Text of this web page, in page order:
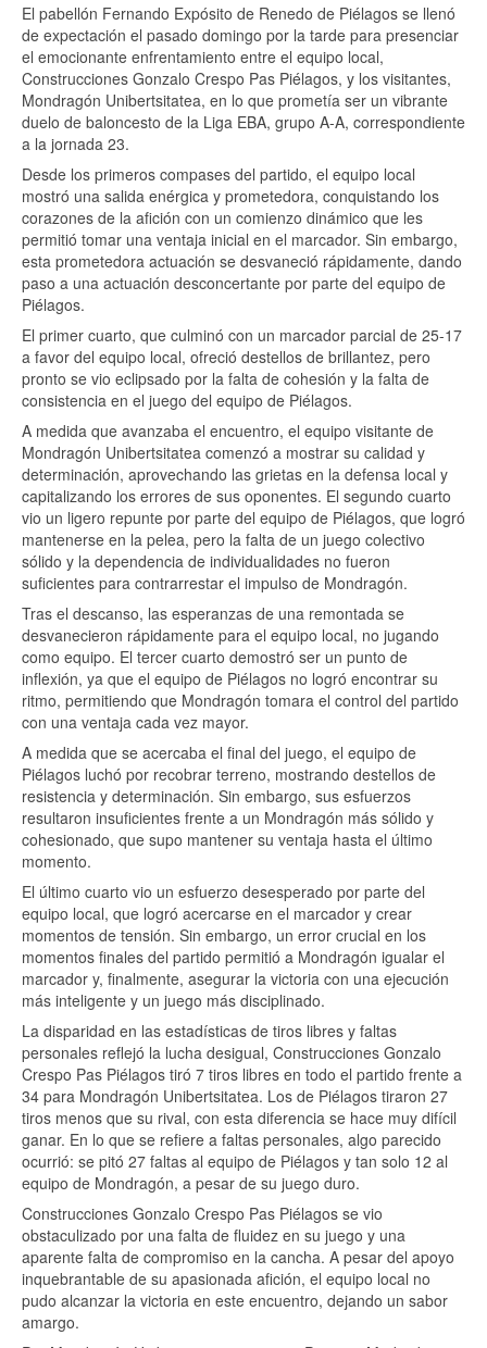
El pabellón Fernando Expósito de Renedo de Piélagos se llenó
de expectación el pasado domingo por la tarde para presenciar
el emocionante enfrentamiento entre el equipo local,
Construcciones Gonzalo Crespo Pas Piélagos, y los visitantes,
Mondragón Unibertsitatea, en lo que prometía ser un vibrante
duelo de baloncesto de la Liga EBA, grupo A-A, correspondiente
a la jornada 23.
Desde los primeros compases del partido, el equipo local
mostró una salida enérgica y prometedora, conquistando los
corazones de la afición con un comienzo dinámico que les
permitió tomar una ventaja inicial en el marcador. Sin embargo,
esta prometedora actuación se desvaneció rápidamente, dando
paso a una actuación desconcertante por parte del equipo de
Piélagos.
El primer cuarto, que culminó con un marcador parcial de 25-17
a favor del equipo local, ofreció destellos de brillantez, pero
pronto se vio eclipsado por la falta de cohesión y la falta de
consistencia en el juego del equipo de Piélagos.
A medida que avanzaba el encuentro, el equipo visitante de
Mondragón Unibertsitatea comenzó a mostrar su calidad y
determinación, aprovechando las grietas en la defensa local y
capitalizando los errores de sus oponentes. El segundo cuarto
vio un ligero repunte por parte del equipo de Piélagos, que logró
mantenerse en la pelea, pero la falta de un juego colectivo
sólido y la dependencia de individualidades no fueron
suficientes para contrarrestar el impulso de Mondragón.
Tras el descanso, las esperanzas de una remontada se
desvanecieron rápidamente para el equipo local, no jugando
como equipo. El tercer cuarto demostró ser un punto de
inflexión, ya que el equipo de Piélagos no logró encontrar su
ritmo, permitiendo que Mondragón tomara el control del partido
con una ventaja cada vez mayor.
A medida que se acercaba el final del juego, el equipo de
Piélagos luchó por recobrar terreno, mostrando destellos de
resistencia y determinación. Sin embargo, sus esfuerzos
resultaron insuficientes frente a un Mondragón más sólido y
cohesionado, que supo mantener su ventaja hasta el último
momento.
El último cuarto vio un esfuerzo desesperado por parte del
equipo local, que logró acercarse en el marcador y crear
momentos de tensión. Sin embargo, un error crucial en los
momentos finales del partido permitió a Mondragón igualar el
marcador y, finalmente, asegurar la victoria con una ejecución
más inteligente y un juego más disciplinado.
La disparidad en las estadísticas de tiros libres y faltas
personales reflejó la lucha desigual, Construcciones Gonzalo
Crespo Pas Piélagos tiró 7 tiros libres en todo el partido frente a
34 para Mondragón Unibertsitatea. Los de Piélagos tiraron 27
tiros menos que su rival, con esta diferencia se hace muy difícil
ganar. En lo que se refiere a faltas personales, algo parecido
ocurrió: se pitó 27 faltas al equipo de Piélagos y tan solo 12 al
equipo de Mondragón, a pesar de su juego duro.
Construcciones Gonzalo Crespo Pas Piélagos se vio
obstaculizado por una falta de fluidez en su juego y una
aparente falta de compromiso en la cancha. A pesar del apoyo
inquebrantable de su apasionada afición, el equipo local no
pudo alcanzar la victoria en este encuentro, dejando un sabor
amargo.